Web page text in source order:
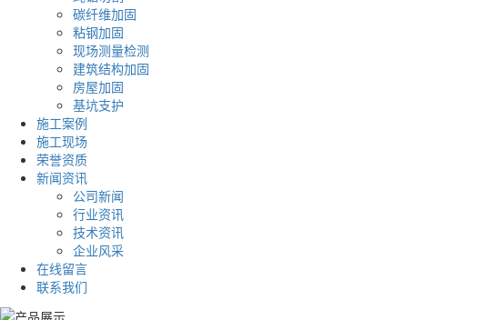
碳纤维加固
粘钢加固
现场测量检测
建筑结构加固
房屋加固
基坑支护
施工案例
施工现场
荣誉资质
新闻资讯
公司新闻
行业资讯
技术资讯
企业风采
在线留言
联系我们